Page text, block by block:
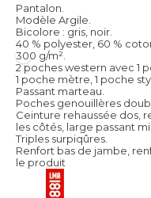
Pantalon.
Modèle Argile.
Bicolore : gris, noir.
40 % polyester, 60 %
300 g/m².
2 poches western avec 1
1 poche mètre, 1 poche
Passant marteau.
Poches genouillères
Ceinture rehaussée dos,
les côtés, large passant
Triples surpiqûres.
Renfort bas de jambe,
le produit